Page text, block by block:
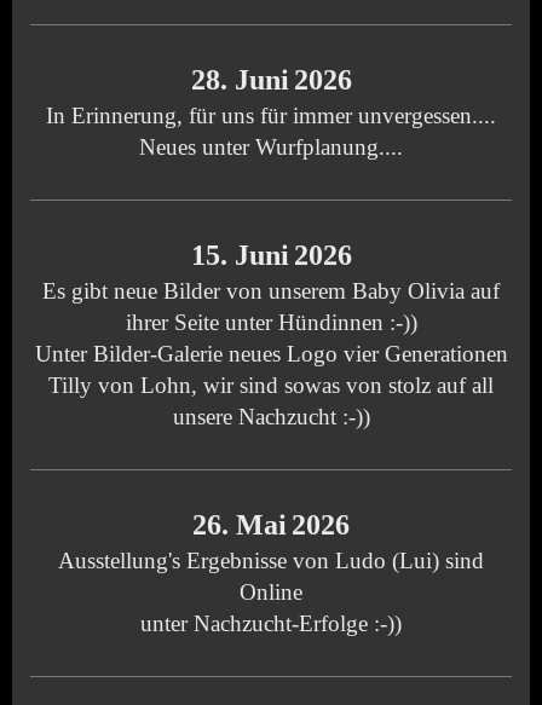
28. Juni 2026
In Erinnerung, für uns für immer unvergessen....
Neues unter Wurfplanung....
15. Juni 2026
Es gibt neue Bilder von unserem Baby Olivia auf
ihrer Seite unter Hündinnen :-))
Unter Bilder-Galerie neues Logo vier Generationen
Tilly von Lohn, wir sind sowas von stolz auf all
unsere Nachzucht :-))
26. Mai 2026
Ausstellung's Ergebnisse von Ludo (Lui) sind
Online
unter Nachzucht-Erfolge :-))